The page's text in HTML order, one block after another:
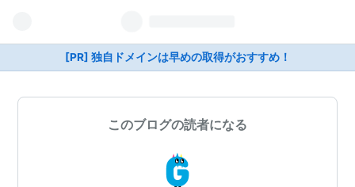
[PR] 独自ドメインは早めの取得がおすすめ！
このブログの読者になる